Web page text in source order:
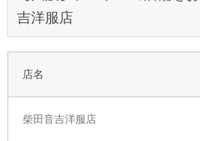
吉洋服店
店名
柴田音吉洋服店